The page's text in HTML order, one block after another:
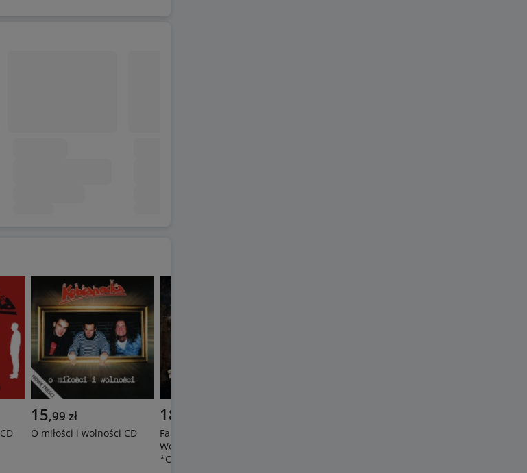
15,99 zł
O miłości i wolności CD
185
Farben Lehre - Stacja
Wolność [Limited, Deleted]
*CD